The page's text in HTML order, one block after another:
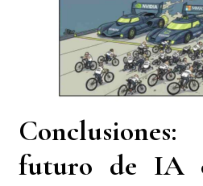
futuro de IA